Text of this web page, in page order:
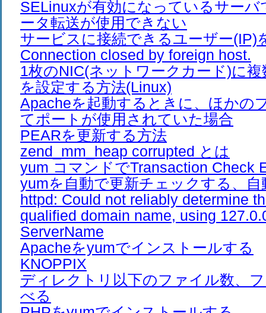
SELinuxが有効になっているサーバ
ータ転送が使用できない
サービスに接続できるユーザー(IP)
Connection closed by foreign host.
1枚のNIC(ネットワークカード)に
を設定する方法(Linux)
Apacheを起動するときに、ほかの
てポートが使用されていた場合
PEARを更新する方法
zend_mm_heap corrupted とは
yum コマンドでTransaction Check
yumを自動で更新チェックする、
httpd: Could not reliably determine
qualified domain name, using
ServerName
Apacheをyumでインストールする
KNOPPIX
ディレクトリ以下のファイル数、
べる